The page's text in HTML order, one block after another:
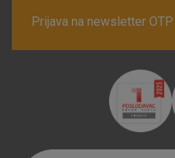
Prijava na newsletter